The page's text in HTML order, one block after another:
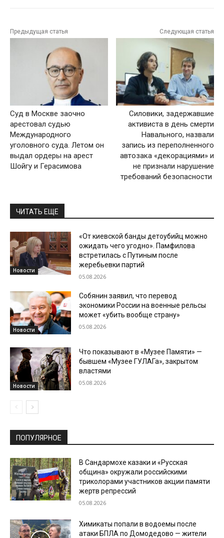
Предыдущая статья
Суд в Москве заочно
арестовал судью
Международного
уголовного суда. Летом он
выдал ордеры на арест
Шойгу и Герасимова
Следующая статья
Силовики, задержавшие
активиста в день смерти
Навального, назвали
запись из переполненного
автозака «декорациями» и
не признали нарушение
требований безопасности
ЧИТАТЬ ЕЩЕ
Новости
«От киевской банды детоубийц можно
ожидать чего угодно». Памфилова
встретилась с Путиным после
жеребьевки партий
05.08.2026
Новости
Собянин заявил, что перевод
экономики России на военные рельсы
может «убить вообще страну»
05.08.2026
Новости
Что показывают в «Музее Памяти» —
бывшем «Музее ГУЛАГа», закрытом
властями
05.08.2026
ПОПУЛЯРНОЕ
В Сандармохе казаки и «Русская
община» окружали российскими
триколорами участников акции памяти
жертв репрессий
05.08.2026
Химикаты попали в водоемы после
атаки БПЛА по Домодедово — жители